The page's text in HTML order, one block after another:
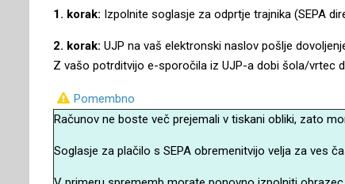
1. korak: Izpolnite soglasje za odprtje trajnika (SEPA
2. korak: UJP na vaš elektronski naslov pošlje
Z vašo potrditvijo e-sporočila iz UJP-a dobi šola/vrtec
Pomembno
Računov ne boste več prejemali v tiskani obliki, zato
Soglasje za plačilo s SEPA obremenitvijo velja za ves